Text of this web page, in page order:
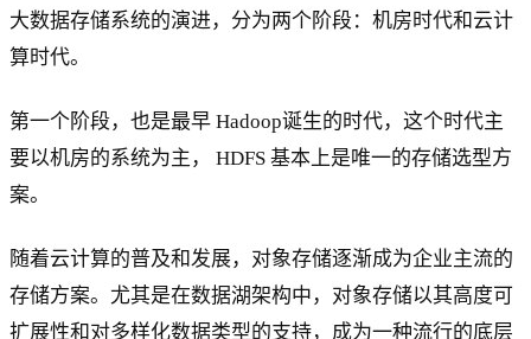
大数据存储系统的演进，分为两个阶段：机房时代和云计
算时代。
第一个阶段，也是最早 Hadoop诞生的时代，这个时代主
要以机房的系统为主， HDFS 基本上是唯一的存储选型方
案。
随着云计算的普及和发展，对象存储逐渐成为企业主流的
存储方案。尤其是在数据湖架构中，对象存储以其高度可
扩展性和对多样化数据类型的支持，成为一种流行的底层